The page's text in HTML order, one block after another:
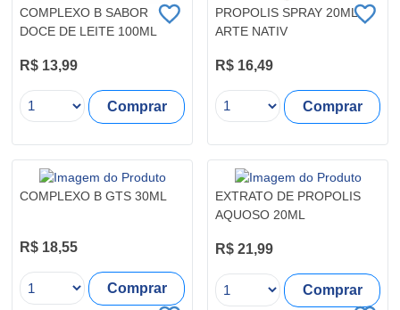
COMPLEXO B SABOR
DOCE DE LEITE 100ML
R$ 13,99
Comprar
PROPOLIS SPRAY 20ML
ARTE NATIV
R$ 16,49
Comprar
COMPLEXO B GTS 30ML
R$ 18,55
Comprar
EXTRATO DE PROPOLIS
AQUOSO 20ML
R$ 21,99
Comprar